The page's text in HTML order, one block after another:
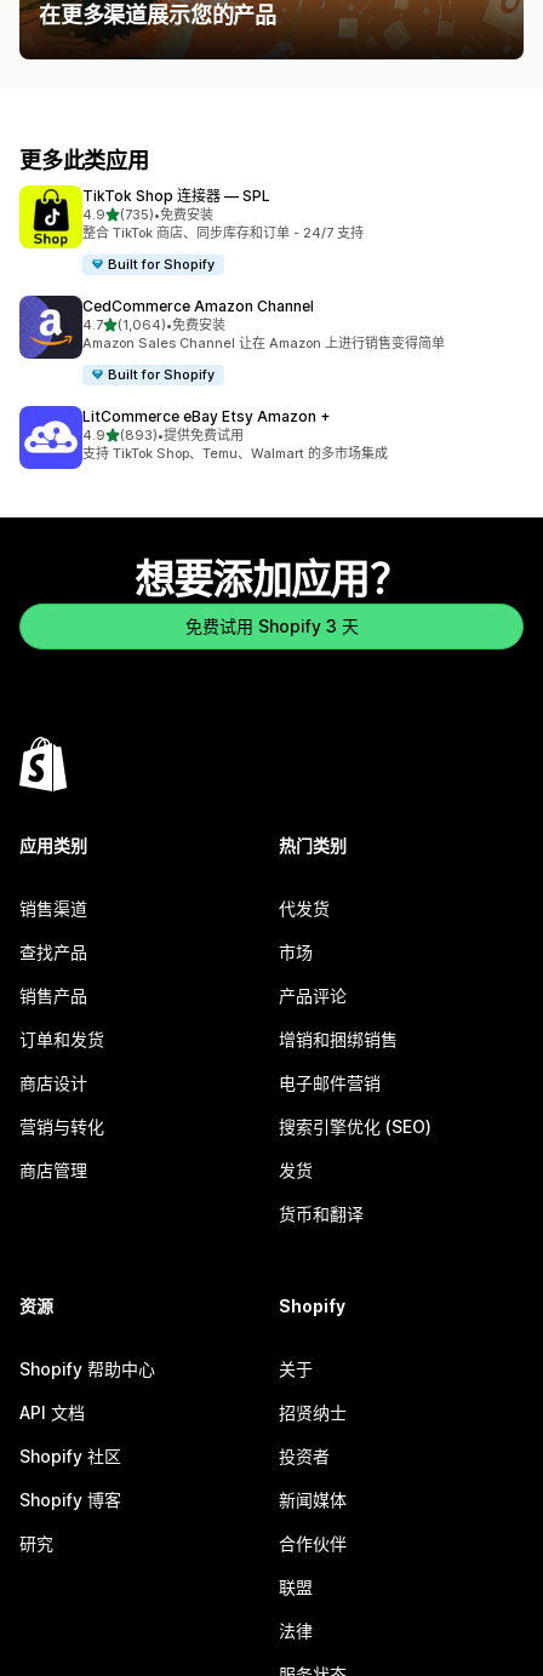
在更多渠道展示您的产品
更多此类应用
TikTok Shop 连接器 — SPL
4.9星（满分 5 星）
(735)
总共 735 条评论
•免费安装
整合 TikTok 商店、同步库存和订单 - 24/7 支持
Built for Shopify
CedCommerce Amazon Channel
4.7星（满分 5 星）
(1,064)
总共 1064 条评论
•免费安装
Amazon Sales Channel 让在 Amazon 上进行销售变得简单
Built for Shopify
LitCommerce eBay Etsy Amazon +
4.9星（满分 5 星）
(893)
总共 893 条评论
•提供免费试用
支持 TikTok Shop、Temu、Walmart 的多市场集成
想要添加应用？
免费试用 Shopify 3 天
应用类别
销售渠道
查找产品
销售产品
订单和发货
商店设计
营销与转化
商店管理
热门类别
代发货
市场
产品评论
增销和捆绑销售
电子邮件营销
搜索引擎优化 (SEO)
发货
货币和翻译
资源
Shopify 帮助中心
API 文档
Shopify 社区
Shopify 博客
研究
Shopify
关于
招贤纳士
投资者
新闻媒体
合作伙伴
联盟
法律